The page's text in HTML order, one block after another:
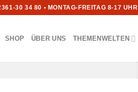
30 34 80 • MONTAG-FREITAG 8-17 UHR
SHOP ÜBER UNS THEMENWELTEN